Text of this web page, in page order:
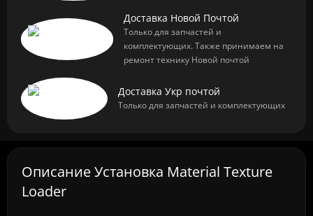
Доставка Новой Почтой
Только для запчастей и
комплектующих. Также принимаем на
ремонт технику Новой почтой
Доставка Укр почтой
Только для запчастей и комплектующих
Описание Установка Material Texture
Loader